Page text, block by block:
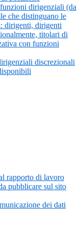
dirigenziali (da
che distinguano le
dirigenti, dirigenti
titolari di
con funzioni
discrezionali
rapporto di lavoro
pubblicare sul sito
dei dati